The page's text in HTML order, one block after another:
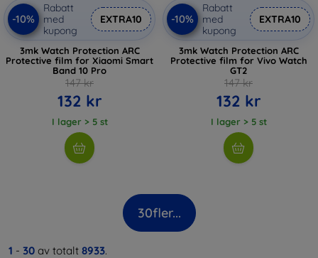
-10%
Rabatt
med
kupong
EXTRA10
3mk Watch Protection ARC
Protective film for Xiaomi Smart
Band 10 Pro
147 kr
132 kr
I lager > 5 st
-10%
Rabatt
med
kupong
EXTRA10
3mk Watch Protection ARC
Protective film for Vivo Watch
GT2
147 kr
132 kr
I lager > 5 st
30fler...
1 - 30 av totalt 8933.